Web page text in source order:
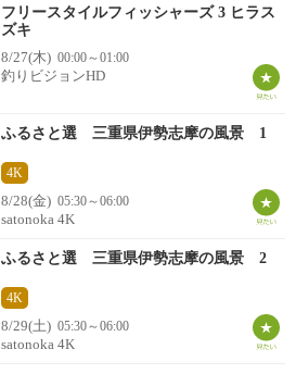
フリースタイルフィッシャーズ 3 ヒラス
ズキ
8/27(木) 00:00～01:00
釣りビジョンHD
ふるさと選 三重県伊勢志摩の風景 1
4K
8/28(金) 05:30～06:00
satonoka 4K
ふるさと選 三重県伊勢志摩の風景 2
4K
8/29(土) 05:30～06:00
satonoka 4K